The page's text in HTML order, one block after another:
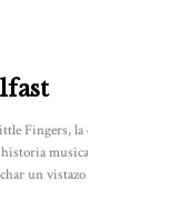
Fingers, la ciudad
musical. Al
un vistazo a...